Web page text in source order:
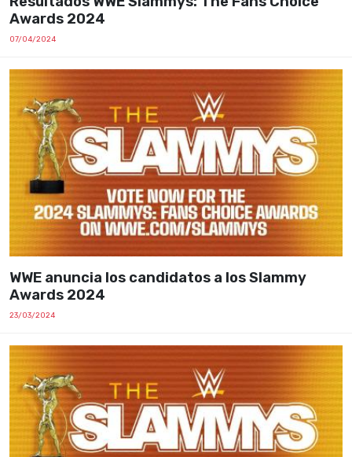
Awards 2024
07/04/2024
WWE anuncia los candidatos a los Slammy
Awards 2024
23/03/2024